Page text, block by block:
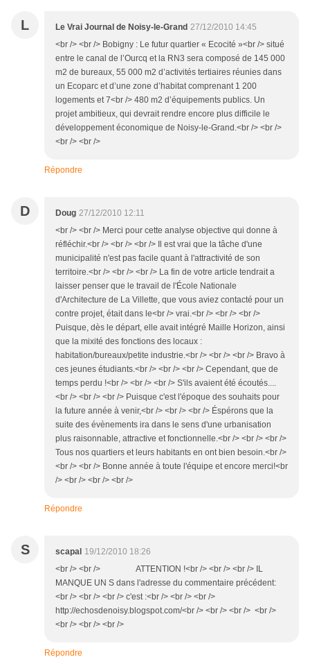
L Le Vrai Journal de Noisy-le-Grand 27/12/2010 14:45
<br /> <br /> Bobigny : Le futur quartier « Ecocité »<br /> situé
entre le canal de l’Ourcq et la RN3 sera composé de 145 000
m2 de bureaux, 55 000 m2 d’activités tertiaires réunies dans
un Ecoparc et d’une zone d’habitat comprenant 1 200
logements et 7<br /> 480 m2 d’équipements publics. Un
projet ambitieux, qui devrait rendre encore plus difficile le
développement économique de Noisy-le-Grand.<br /> <br />
<br /> <br />
Répondre
D Doug 27/12/2010 12:11
<br /> <br /> Merci pour cette analyse objective qui donne à
réfléchir.<br /> <br /> <br /> Il est vrai que la tâche d'une
municipalité n'est pas facile quant à l'attractivité de son
territoire.<br /> <br /> <br /> La fin de votre article tendrait a
laisser penser que le travail de l'École Nationale
d'Architecture de La Villette, que vous aviez contacté pour un
contre projet, était dans le<br /> vrai.<br /> <br /> <br />
Puisque, dès le départ, elle avait intégré Maille Horizon, ainsi
que la mixité des fonctions des locaux :
habitation/bureaux/petite industrie.<br /> <br /> <br /> Bravo à
ces jeunes étudiants.<br /> <br /> <br /> Cependant, que de
temps perdu !<br /> <br /> <br /> S'ils avaient été écoutés....
<br /> <br /> <br /> Puisque c'est l'époque des souhaits pour
la future année à venir,<br /> <br /> <br /> Éspérons que la
suite des évènements ira dans le sens d'une urbanisation
plus raisonnable, attractive et fonctionnelle.<br /> <br /> <br />
Tous nos quartiers et leurs habitants en ont bien besoin.<br />
<br /> <br /> Bonne année à toute l'équipe et encore merci!<br
/> <br /> <br /> <br />
Répondre
S scapal 19/12/2010 18:26
<br /> <br /> ATTENTION !<br /> <br /> <br /> IL
MANQUE UN S dans l'adresse du commentaire précédent:
<br /> <br /> <br /> c'est :<br /> <br /> <br />
http://echosdenoisy.blogspot.com/<br /> <br /> <br /> <br />
<br /> <br /> <br />
Répondre